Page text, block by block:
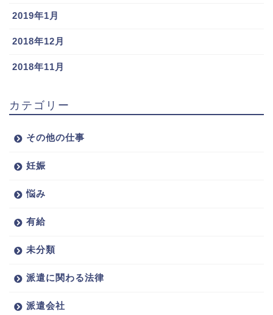
2019年1月
2018年12月
2018年11月
カテゴリー
その他の仕事
妊娠
悩み
有給
未分類
派遣に関わる法律
派遣会社